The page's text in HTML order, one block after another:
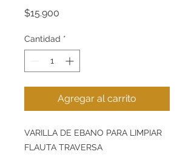
$15.900
Cantidad *
Agregar al carrito
VARILLA DE EBANO PARA LIMPIAR
FLAUTA TRAVERSA